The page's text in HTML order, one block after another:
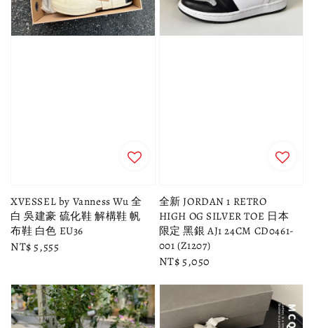
XVESSEL by Vanness Wu 全
白 吳建豪 硫化鞋 解構鞋 帆
布鞋 白色 EU36
Regular
NT$ 5,555
全新 JORDAN 1 RETRO
HIGH OG SILVER TOE 日本
限定 黑銀 AJ1 24CM CD0461-
001 (Z1207)
Regular
NT$ 5,050